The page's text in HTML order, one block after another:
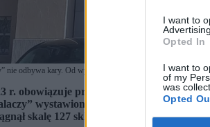
I want to
Advertising.
Opted In
I want to
of my
was
Opted
nie odbywa kary. Od wyroku minęły trzy lata (fot. Policja /
r. obowiązuje prawomocny wyrok dla
wystawiono list gończy. Mimo
skalę 127 sklepów w Polsce.